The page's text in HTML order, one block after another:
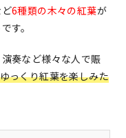
6種類の木々の紅葉が
す。
奏など様々な人で賑
っくり紅葉を楽しみた